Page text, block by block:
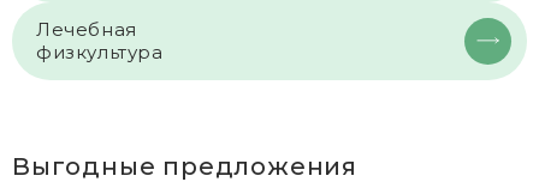
Лечебная
физкультура
Выгодные предложения